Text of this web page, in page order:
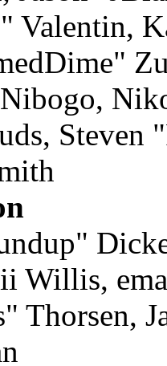
Valentin,
Steven
Willis,
Thorsen,